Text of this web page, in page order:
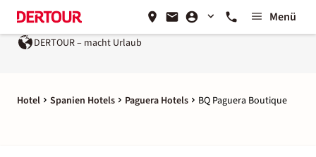
Menü
DERTOUR – macht Urlaub
Hotel Spanien Hotels Paguera Hotels BQ Paguera Boutique